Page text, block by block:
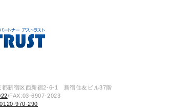
都新宿区西新宿2-6-1 新宿住友ビル37階
/FAX:03-6907-2023
0120-970-290